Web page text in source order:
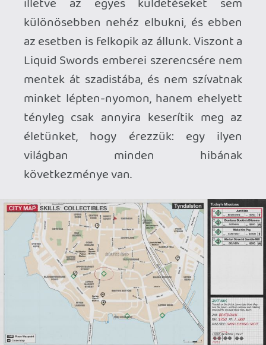
embereinek a becsületére legyen
mondva, hogy az elmúlt héten két
javítással is előálltak az alkotásukhoz, de
az összkép egyelőre még eléggé
lelombozó.
Ezen hiányosságok miatt az embernek
könnyen az a benyomása támadhat, hogy
a Samson még nem állt készen a rajtra,
amikor piacra dobták, és ez alighanem így
is van. Christofer Sundberg szerint a
pénzügyi nehézségeik miatt a játékból
szinte egy az egyben kikerültek a
lőfegyverek, emellett pedig az RPG
mechanikákat is jelentősen le kellett